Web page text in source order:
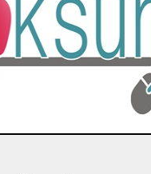
Sona Doğru.